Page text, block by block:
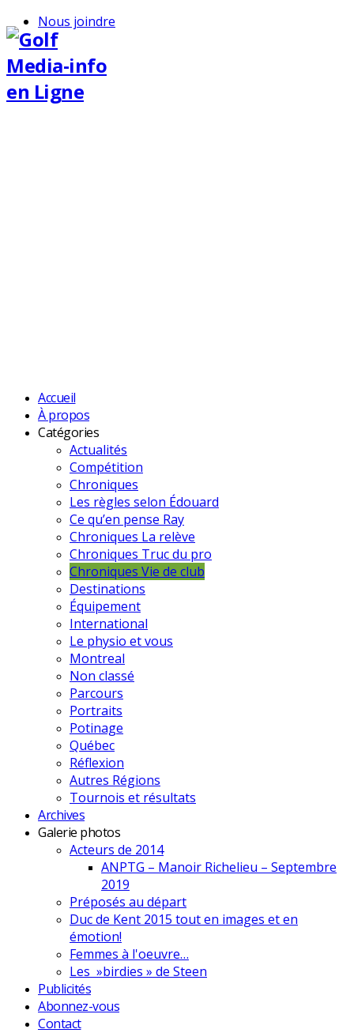
Nous joindre
Accueil
À propos
Catégories
Actualités
Compétition
Chroniques
Les règles selon Édouard
Ce qu’en pense Ray
Chroniques La relève
Chroniques Truc du pro
Chroniques Vie de club
Destinations
Équipement
International
Le physio et vous
Montreal
Non classé
Parcours
Portraits
Potinage
Québec
Réflexion
Autres Régions
Tournois et résultats
Archives
Galerie photos
Acteurs de 2014
ANPTG – Manoir Richelieu – Septembre
2019
Préposés au départ
Duc de Kent 2015 tout en images et en
émotion!
Femmes à l'oeuvre…
Les »birdies » de Steen
Publicités
Abonnez-vous
Contact